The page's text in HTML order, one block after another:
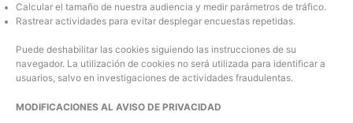
Calcular el tamaño de nuestra audiencia y medir parámetros de tráfico.
Rastrear actividades para evitar desplegar encuestas repetidas.
Puede deshabilitar las cookies siguiendo las instrucciones de su
navegador. La utilización de cookies no será utilizada para identificar a
usuarios, salvo en investigaciones de actividades fraudulentas.
MODIFICACIONES AL AVISO DE PRIVACIDAD